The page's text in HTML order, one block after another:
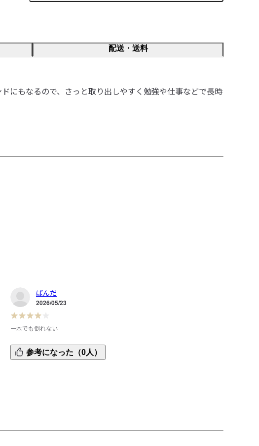
配送・送料
にもなるので、さっと取り出しやすく勉強や仕事などで長時
ぱんだ
2026/05/23
一本でも倒れない
スタンド型になるペンケースがこの価格なら満足です
ペンとメガネでほぼいっぱいになるくらい入れて使用してい
参考になった（0人）